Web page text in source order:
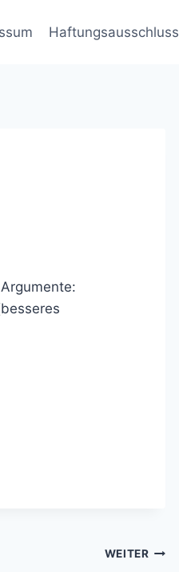
Haftungsausschluss
WEITER